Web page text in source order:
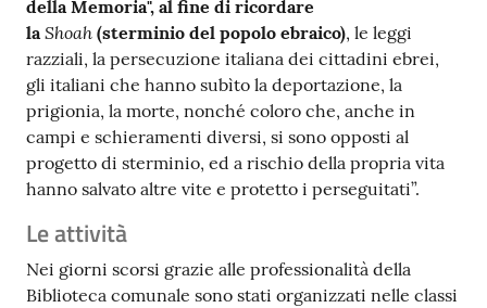
della Memoria", al fine di ricordare
laShoah (sterminio del popolo ebraico), le leggi
razziali, la persecuzione italiana dei cittadini ebrei,
gli italiani che hanno subìto la deportazione, la
prigionia, la morte, nonché coloro che, anche in
campi e schieramenti diversi, si sono opposti al
progetto di sterminio, ed a rischio della propria vita
hanno salvato altre vite e protetto i perseguitati”.
Le attività
Nei giorni scorsi grazie alle professionalità della
Biblioteca comunale sono stati organizzati nelle classi